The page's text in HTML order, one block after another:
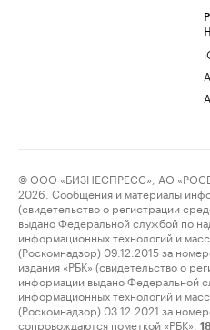
© ООО «БИЗНЕСПРЕСС», АО
2026. Сообщения и материалы
(свидетельство о регистрации
выдано Федеральной службой по
информационных технологий и
(Роскомнадзор) 09.12.2015 за
издания «РБК» (свидетельство о
информации выдано Федеральной
информационных технологий и
(Роскомнадзор) 03.12.2021 за
сопровождаются пометкой «РБК».